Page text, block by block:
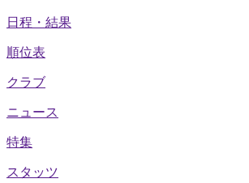
日程・結果
順位表
クラブ
ニュース
特集
スタッツ